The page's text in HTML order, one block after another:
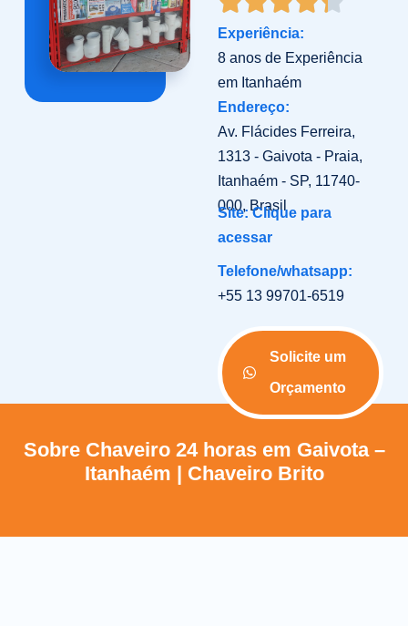
Experiência:
8 anos de Experiência
em Itanhaém
Endereço:
Av. Flácides Ferreira,
1313 - Gaivota - Praia,
Itanhaém - SP, 11740-
000, Brasil
Site: Clique para
acessar
Telefone/whatsapp:
+55 13 99701-6519
Solicite um
Orçamento
Sobre Chaveiro 24 horas em Gaivota –
Itanhaém | Chaveiro Brito